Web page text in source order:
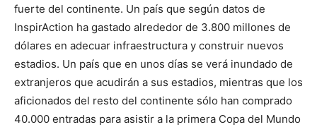
fuerte del continente. Un país que según datos de
InspirAction ha gastado alrededor de 3.800 millones de
dólares en adecuar infraestructura y construir nuevos
estadios. Un país que en unos días se verá inundado de
extranjeros que acudirán a sus estadios, mientras que los
aficionados del resto del continente sólo han comprado
40.000 entradas para asistir a la primera Copa del Mundo